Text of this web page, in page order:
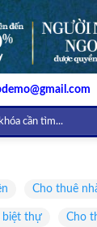
Cho thuê
biệt thự Cho